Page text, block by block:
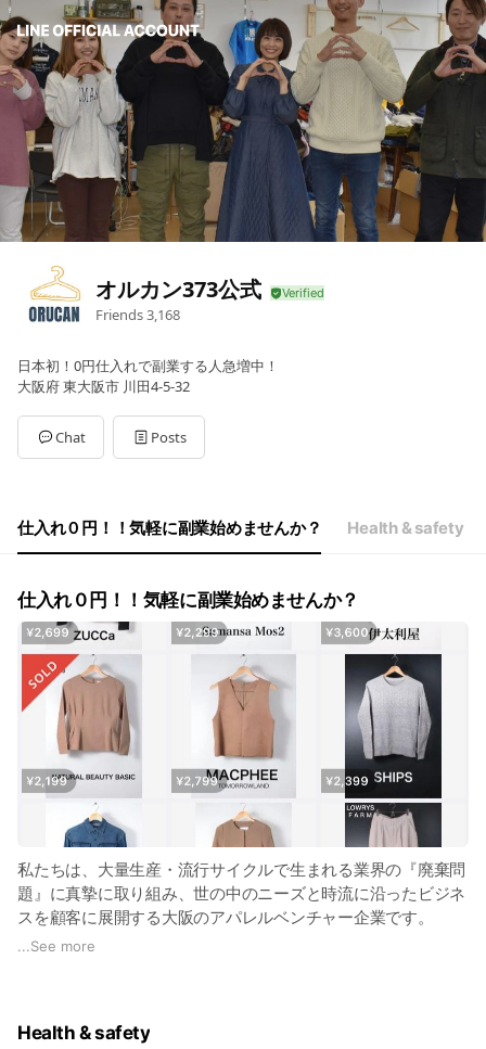
オルカン373公式
Friends3,168
日本初！0円仕入れで副業する人急増中！
大阪府 東大阪市 川田4-5-32
Chat Posts
仕入れ０円！！気軽に副業始めませんか？ Health & safety
仕入れ０円！！気軽に副業始めませんか？
私たちは、大量生産・流行サイクルで生まれる業界の『廃棄問
題』に真摯に取り組み、世の中のニーズと時流に沿ったビジネ
スを顧客に展開する大阪のアパレルベンチャー企業です。
自宅にいながら副業でお小遣いを稼ぐ人が沢山増えています。
...See more
Health & safety